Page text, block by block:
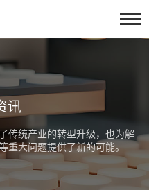
讯
传统产业的转型升级，也为解
大问题提供了新的可能。